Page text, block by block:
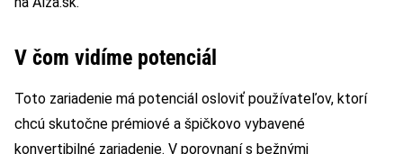
V čom vidíme potenciál
Toto zariadenie má potenciál osloviť používateľov, ktorí
chcú skutočne prémiové a špičkovo vybavené
konvertibilné zariadenie. V porovnaní s bežnými